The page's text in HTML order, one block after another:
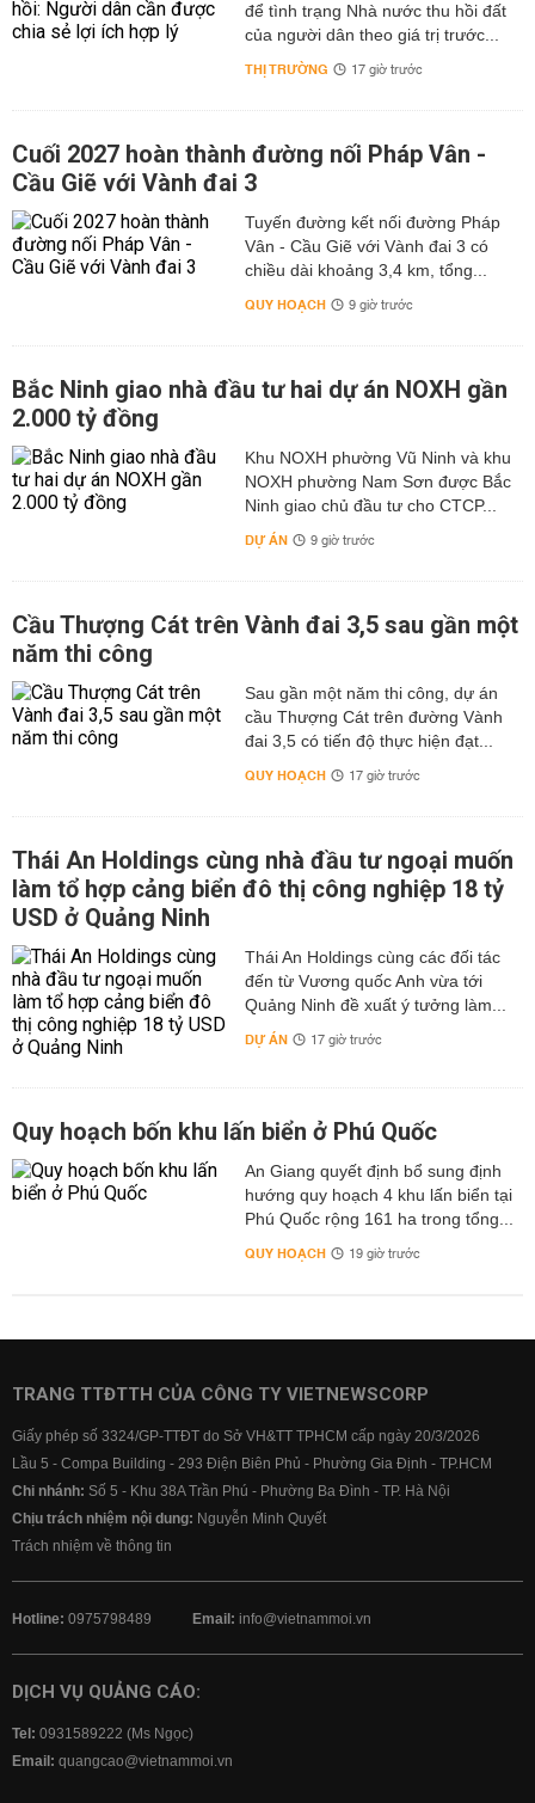
để tình trạng Nhà nước thu hồi đất
của người dân theo giá trị trước...
THỊ TRƯỜNG 17 giờ trước
Cuối 2027 hoàn thành đường nối Pháp Vân -
Cầu Giẽ với Vành đai 3
Tuyến đường kết nối đường Pháp
Vân - Cầu Giẽ với Vành đai 3 có
chiều dài khoảng 3,4 km, tổng...
QUY HOẠCH 9 giờ trước
Bắc Ninh giao nhà đầu tư hai dự án NOXH gần
2.000 tỷ đồng
Khu NOXH phường Vũ Ninh và khu
NOXH phường Nam Sơn được Bắc
Ninh giao chủ đầu tư cho CTCP...
DỰ ÁN 9 giờ trước
Cầu Thượng Cát trên Vành đai 3,5 sau gần một
năm thi công
Sau gần một năm thi công, dự án
cầu Thượng Cát trên đường Vành
đai 3,5 có tiến độ thực hiện đạt...
QUY HOẠCH 17 giờ trước
Thái An Holdings cùng nhà đầu tư ngoại muốn
làm tổ hợp cảng biển đô thị công nghiệp 18 tỷ
USD ở Quảng Ninh
Thái An Holdings cùng các đối tác
đến từ Vương quốc Anh vừa tới
Quảng Ninh đề xuất ý tưởng làm...
DỰ ÁN 17 giờ trước
Quy hoạch bốn khu lấn biển ở Phú Quốc
An Giang quyết định bổ sung định
hướng quy hoạch 4 khu lấn biển tại
Phú Quốc rộng 161 ha trong tổng...
QUY HOẠCH 19 giờ trước
TRANG TTĐTTH CỦA CÔNG TY VIETNEWSCORP
Giấy phép số 3324/GP-TTĐT do Sở VH&TT TPHCM cấp ngày 20/3/2026
Lầu 5 - Compa Building - 293 Điện Biên Phủ - Phường Gia Định - TP.HCM
Chi nhánh: Số 5 - Khu 38A Trần Phú - Phường Ba Đình - TP. Hà Nội
Chịu trách nhiệm nội dung: Nguyễn Minh Quyết
Trách nhiệm về thông tin
Hotline: 0975798489 Email: info@vietnammoi.vn
DỊCH VỤ QUẢNG CÁO:
Tel: 0931589222 (Ms Ngọc)
Email: quangcao@vietnammoi.vn